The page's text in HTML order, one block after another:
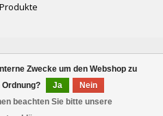
Zwecke um den Webshop zu
Ja
Nein
beachten Sie bitte unsere